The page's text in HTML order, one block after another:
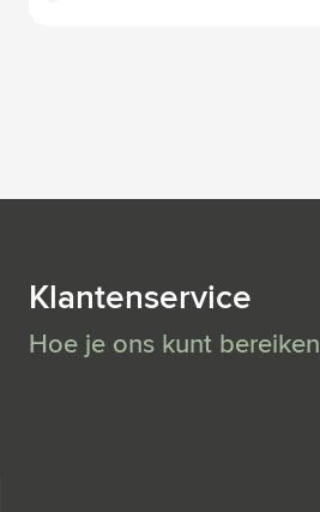
Klantenservice
Hoe je ons kunt bereiken